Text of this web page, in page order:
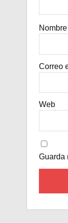
Nombre
Correo
Web
Guarda